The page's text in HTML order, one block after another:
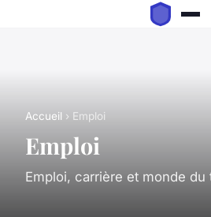
Accueil › Emploi
Emploi
Emploi, carrière et monde du